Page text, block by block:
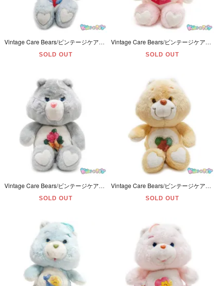
Vintage Care Bears/ビンテージケアベア・ぬいぐるみ・Cousins/カズンズ・Swift Heart Rabbit/スウィフトハートラビット・ウサギ・13inch・1984年
SOLD OUT
Vintage Care Bears/ビンテージケアベア・ぬいぐるみ・Cousins/カズンズ・Lotsa Heart Elephant/ロスタハートエレファント・ゾウ・13inch・1984年
SOLD OUT
Vintage Care Bears/ビンテージケアベア・ぬいぐるみ・Grams Bear/グラムスベア・おばあちゃん・16inch・1983年・KENNER
SOLD OUT
Vintage Care Bears/ビンテージケアベア・ぬいぐるみ・Forest Friend Bear/フォレストフレンドベア・13inch・1983年・TONKA 【ヘアカット】
SOLD OUT